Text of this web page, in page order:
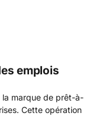
emplois
la marque de prêt-à-
Cette opération